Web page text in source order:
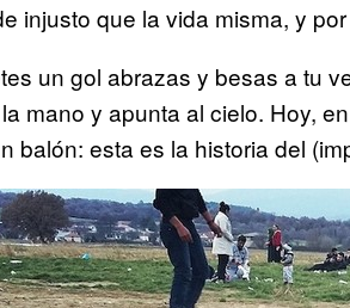
injusto que la vida misma, y
un gol abrazas y besas a tu
mano y apunta al cielo. Hoy,
balón: esta es la historia del